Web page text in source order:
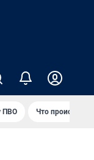
ПВО Что происходит